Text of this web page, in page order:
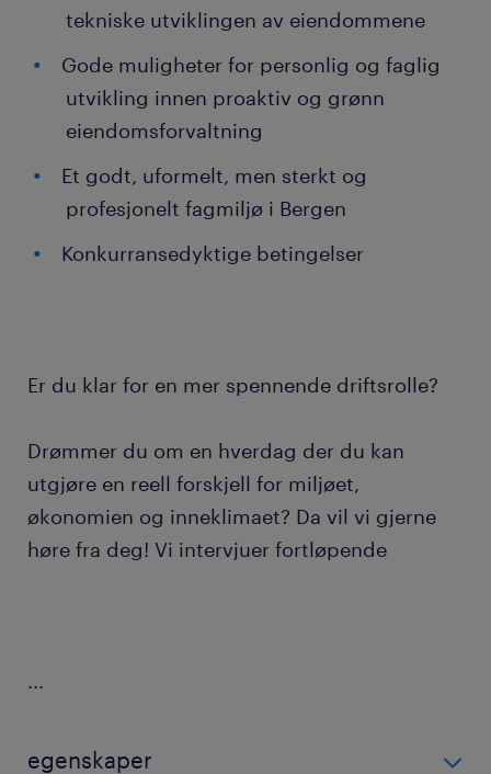
tekniske utviklingen av eiendommene
Gode muligheter for personlig og faglig
utvikling innen proaktiv og grønn
eiendomsforvaltning
Et godt, uformelt, men sterkt og
profesjonelt fagmiljø i Bergen
Konkurransedyktige betingelser
Er du klar for en mer spennende driftsrolle?
Drømmer du om en hverdag der du kan
utgjøre en reell forskjell for miljøet,
økonomien og inneklimaet? Da vil vi gjerne
høre fra deg! Vi intervjuer fortløpende
...
egenskaper